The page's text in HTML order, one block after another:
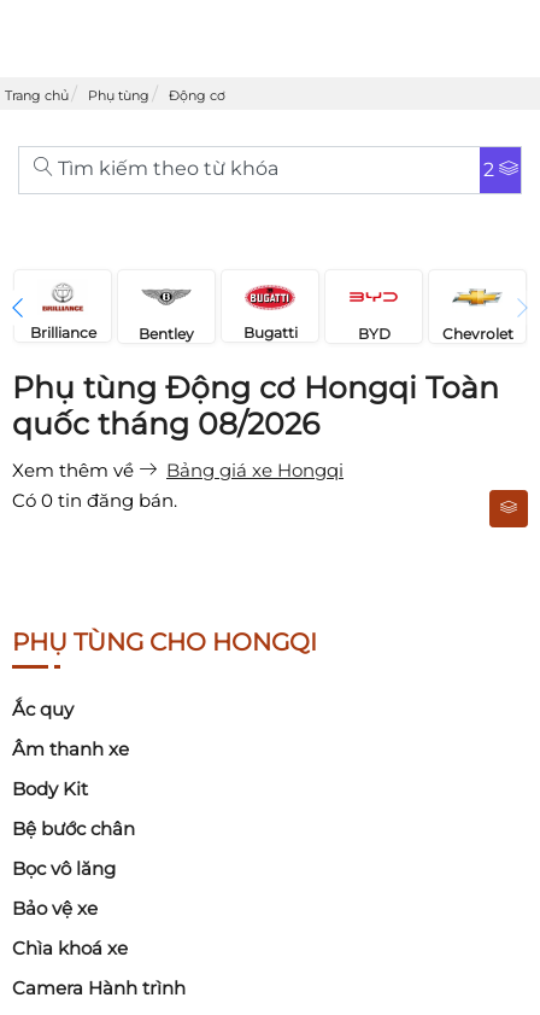
Trang chủ Phụ tùng Động cơ
Tìm kiếm theo từ khóa 2
Brilliance Bentley Bugatti BYD Chevrolet
Phụ tùng Động cơ Hongqi Toàn
quốc tháng 08/2026
Xem thêm về
Bảng giá xe Hongqi
Có 0 tin đăng bán.
PHỤ TÙNG CHO HONGQI
Ắc quy
Âm thanh xe
Body Kit
Bệ bước chân
Bọc vô lăng
Bảo vệ xe
Chìa khoá xe
Camera Hành trình